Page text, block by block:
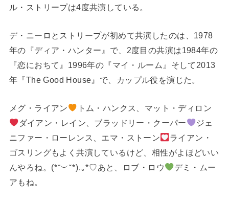
ル・ストリープは4度共演している。
デ・ニーロとストリープが初めて共演したのは、1978
年の『ディア・ハンター』で、2度目の共演は1984年の
『恋におちて』1996年の『マイ・ルーム』そして2013
年『The Good House』で、カップル役を演じた。
メグ・ライアン
トム・ハンクス、マット・ディロン
ダイアン・レイン、ブラッドリー・クーパー
ジェ
ニファー・ローレンス、エマ・ストーン
ライアン・
ゴスリングもよく共演しているけど、相性がよほどいい
んやろね。(⁠*⁠˘⁠︶⁠˘⁠*⁠)⁠.⁠｡⁠*⁠♡あと、ロブ・ロウ
デミ・ムー
アもね。